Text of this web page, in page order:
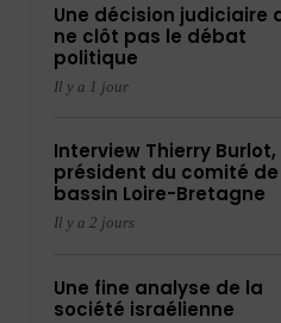
Une décision judiciaire
ne clôt pas le débat
politique
Il y a 1 jour
Interview Thierry Burlot,
président du comité de
bassin Loire-Bretagne
Il y a 2 jours
Une fine analyse de la
société israélienne